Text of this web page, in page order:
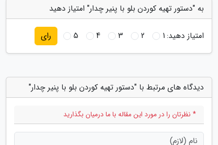
به "دستور تهیه کوردن بلو با پنیر چدار" امتیاز دهید
امتیاز دهید:1
2
3
4
5 رای
دیدگاه های مرتبط با "دستور تهیه کوردن بلو با پنیر چدار"
* نظرتان را در مورد این مقاله با ما درمیان بگذارید